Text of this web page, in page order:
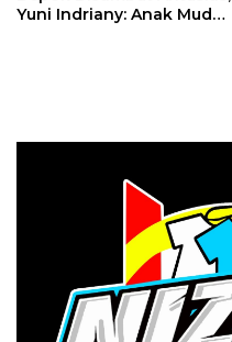
Yuni Indriany: Anak Muda